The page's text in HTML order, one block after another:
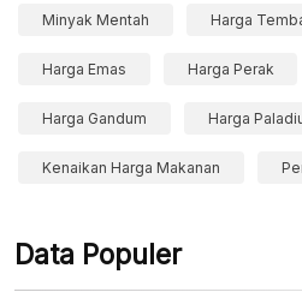
Minyak Mentah Harga
Harga Emas Harga Perak
Harga Gandum Harga
Kenaikan Harga Makanan
Data Populer